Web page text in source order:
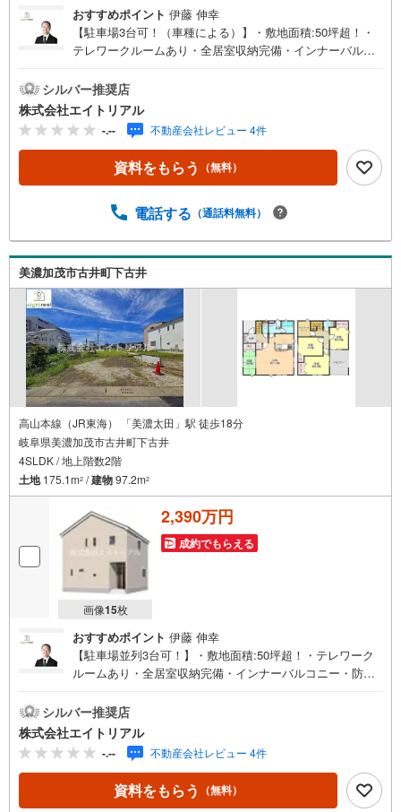
おすすめポイント 伊藤 伸幸
【駐車場3台可！（車種による）】・敷地面積:50坪超！・
テレワークルームあり・全居室収納完備・インナーバルコ
◇◆住宅購入のことなら【エイトリアル】の売買仲介担当
にお任せ下さい！「8」の末広がりと「∞」の無限大の想い
を込めて、「マイホームを持つ」というお客様の夢の実現
を全力でサポートします！まずはお気軽にご相談くださ
い。◇◆◇◆◇◆◇◆◇◆◇◆◇◆◇◆◇◆◇◆◆物件探
し 基本の流れ【総所要時間60分】●Step1 見学希望日時を
ては、日時の調整をお願いする場合もございますのでご了
談会見学後、お客様のご要望やご予算などに関する情報の
ヒアリングと弊社の簡単なご説明をさせていただきます。
シルバー推奨店
株式会社エイトリアル
-.-- 不動産会社レビュー 4件
資料をもらう （無料）
電話する （通話料無料）
美濃加茂市古井町下古井
高山本線（JR東海） 「美濃太田」駅 徒歩18分
岐阜県美濃加茂市古井町下古井
4SLDK / 地上階数2階
土地175.1m2 /建物97.2m2
画像15枚
2,390万円
成約でもらえる
おすすめポイント 伊藤 伸幸
【駐車場並列3台可！】・敷地面積:50坪超！・テレワーク
ルームあり・全居室収納完備・インナーバルコニー・防犯
入のことなら【エイトリアル】の売買仲介担当にお任せ下
さい！「8」の末広がりと「∞」の無限大の想いを込めて、
「マイホームを持つ」というお客様の夢の実現を全力でサ
ポートします！まずはお気軽にご相談ください。◇◆◇◆
◇◆◇◆◇◆◇◆◇◆◇◆◇◆◇◆◆物件探し 基本の流
れ【総所要時間60分】●Step1 見学希望日時を予約するご希
シルバー推奨店
株式会社エイトリアル
-.-- 不動産会社レビュー 4件
資料をもらう （無料）